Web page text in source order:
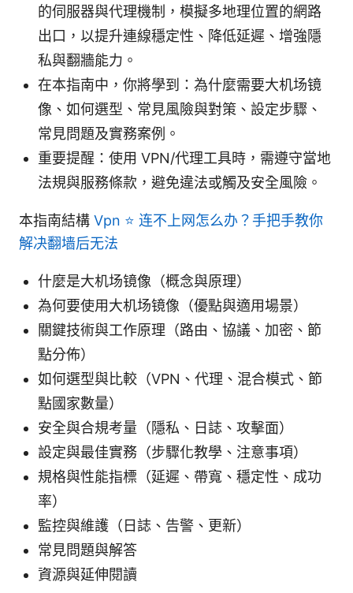
的伺服器與代理機制，模擬多地理位置的網路
出口，以提升連線穩定性、降低延遲、增強隱
私與翻牆能力。
在本指南中，你將學到：為什麼需要大机场镜
像、如何選型、常見風險與對策、設定步驟、
常見問題及實務案例。
重要提醒：使用 VPN/代理工具時，需遵守當地
法規與服務條款，避免違法或觸及安全風險。
本指南結構 Vpn ⭐ 连不上网怎么办？手把手教你
解决翻墙后无法
什麼是大机场镜像（概念與原理）
為何要使用大机场镜像（優點與適用場景）
關鍵技術與工作原理（路由、協議、加密、節
點分佈）
如何選型與比較（VPN、代理、混合模式、節
點國家數量）
安全與合規考量（隱私、日誌、攻擊面）
設定與最佳實務（步驟化教學、注意事項）
規格與性能指標（延遲、帶寬、穩定性、成功
率）
監控與維護（日誌、告警、更新）
常見問題與解答
資源與延伸閱讀